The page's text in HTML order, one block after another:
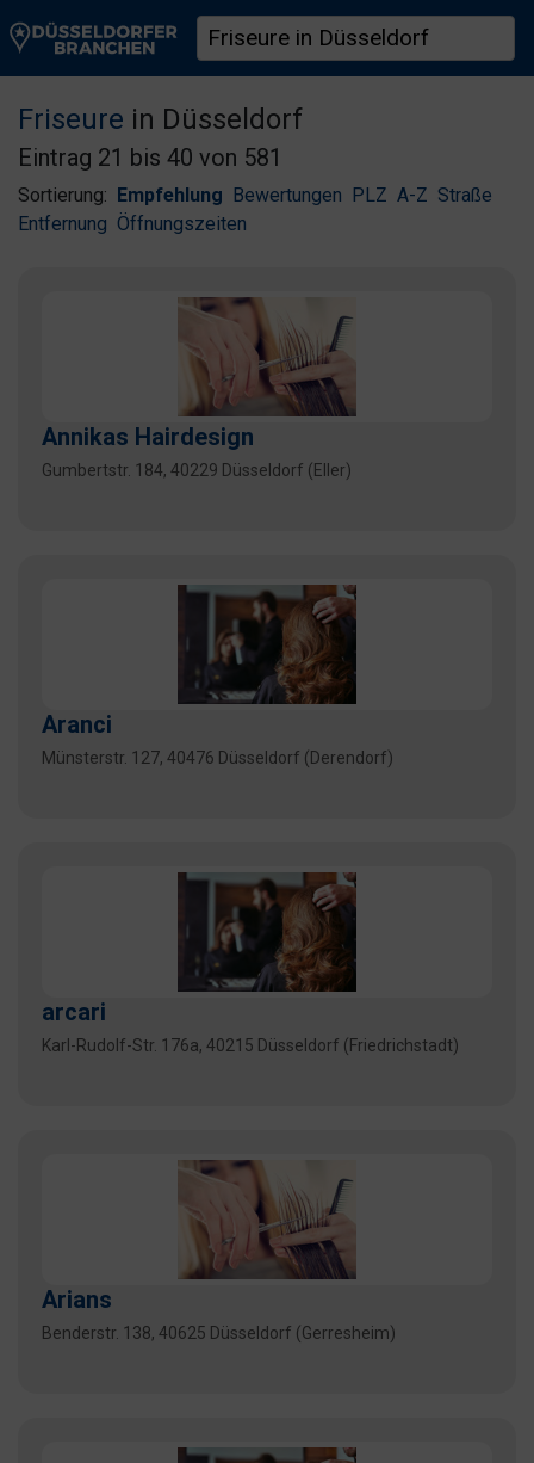
Friseure in Düsseldorf
Eintrag 21 bis 40 von 581
Sortierung: Empfehlung Bewertungen PLZ A-Z Straße
Entfernung Öffnungszeiten
Annikas Hairdesign
Gumbertstr. 184, 40229 Düsseldorf (Eller)
Aranci
Münsterstr. 127, 40476 Düsseldorf (Derendorf)
arcari
Karl-Rudolf-Str. 176a, 40215 Düsseldorf (Friedrichstadt)
Arians
Benderstr. 138, 40625 Düsseldorf (Gerresheim)